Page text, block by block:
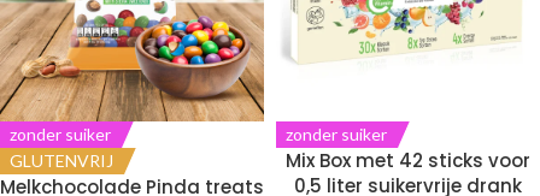
zonder suiker
GLUTENVRIJ
Melkchocolade Pinda treats
zonder suiker
Mix Box met 42 sticks voor
0,5 liter suikervrije drank